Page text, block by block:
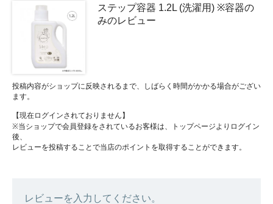
ステップ容器 1.2L (洗濯用) ※容器の
みのレビュー
投稿内容がショップに反映されるまで、しばらく時間がかかる場合がござい
ます。
【現在ログインされておりません】
※当ショップで会員登録をされているお客様は、トップページよりログイン
後、
レビューを投稿することで当店のポイントを取得することができます。
レビューを入力してください。